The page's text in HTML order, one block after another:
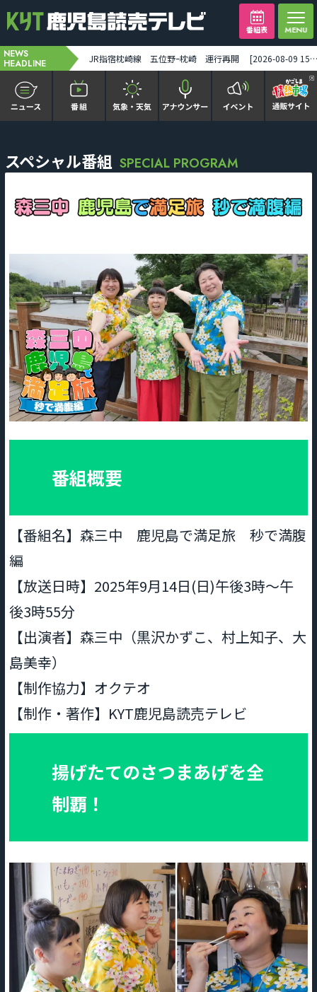
番組表
NEWS
HEADLINE 桜島が爆発 噴煙が火口から2200メートルの高さに 鹿児島市街地空は真っ暗に [2026-08-09 12:39:00] JR指宿枕崎線 五位野ｰ枕崎 運行再開 [2026-08-09 15:34:00]
KYT news every かごしま
かごしまソロ活
番組表を見る
スペシャル番組 SPECIAL PROGRAM
番組概要
【番組名】森三中 鹿児島で満足旅 秒で満腹
編
【放送日時】2025年9月14日(日)午後3時～午
後3時55分
【出演者】森三中（黒沢かずこ、村上知子、大
島美幸）
【制作協力】オクテオ
【制作・著作】KYT鹿児島読売テレビ
揚げたてのさつまあげを全
制覇！